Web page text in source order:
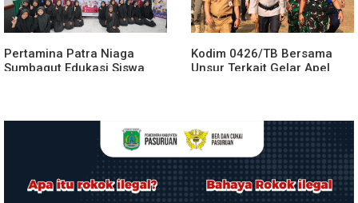
Pertamina Patra Niaga
Sumbagut Edukasi Siswa
Kodim 0426/TB Bersama
Unsur Terkait Gelar Apel